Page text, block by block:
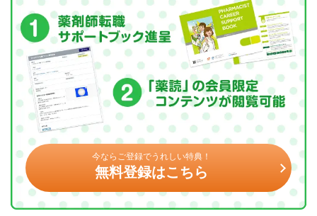
今ならご登録でうれしい特典！
無料登録はこちら